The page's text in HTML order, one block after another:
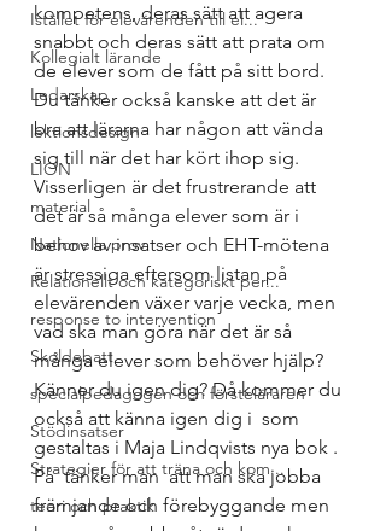
Istället för elevärenden till el...
Kollegialt lärande
Ledarskap
lektionsdesign
LION
material
Nationella prov
Relationellt och kategoriskt per...
response to intervention
Skoldebatt
specialpedagogen och försteläraren
Stödinsatser
Strategier för att träna och kom...
teori och praktik
kompetens, deras sätt att agera
snabbt och deras sätt att prata om
de elever som de fått på sitt bord.
Du tänker också kanske att det är
bra att lärarna har någon att vända
sig till när det har kört ihop sig.
Visserligen är det frustrerande att
det är så många elever som är i
behov av insatser och EHT-mötena
är stressiga eftersom listan på
elevärenden växer varje vecka, men
vad ska man göra när det är så
många elever som behöver hjälp?
Känner du igen dig? Då kommer du
också att känna igen dig i som
gestaltas i Maja Lindqvists nya bok .
På tänker man att man ska jobba
främjande och förebyggande men